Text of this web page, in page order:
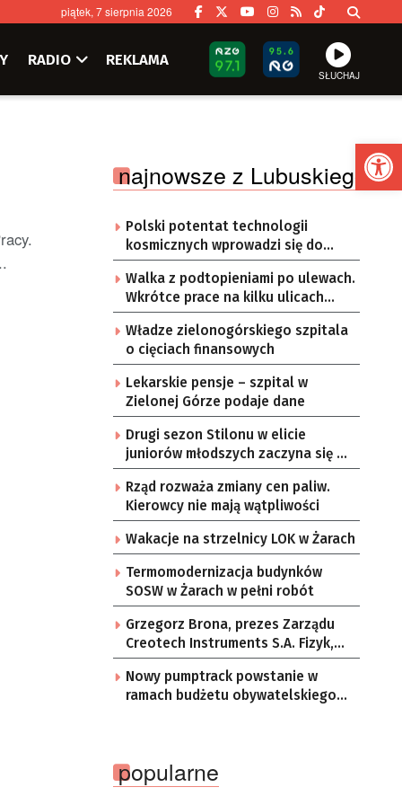
piątek, 7 sierpnia 2026
RADIO REKLAMA
SŁUCHAJ
najnowsze z Lubuskiego
Polski potentat technologii
kosmicznych wprowadzi się do
Zielonej Góry
Walka z podtopieniami po ulewach.
Wkrótce prace na kilku ulicach
Gorzowa
Władze zielonogórskiego szpitala
o cięciach finansowych
Lekarskie pensje – szpital w
Zielonej Górze podaje dane
Drugi sezon Stilonu w elicie
juniorów młodszych zaczyna się w
sobotę
Rząd rozważa zmiany cen paliw.
Kierowcy nie mają wątpliwości
Wakacje na strzelnicy LOK w Żarach
Termomodernizacja budynków
SOSW w Żarach w pełni robót
Grzegorz Brona, prezes Zarządu
Creotech Instruments S.A. Fizyk,
naukowiec, były pracownik CERN w
Genewie, przedsiębiorca i
nauczyciel akademicki, doktor
Kosmicznego oraz członek
Nowy pumptrack powstanie w
ramach budżetu obywatelskiego
popularne